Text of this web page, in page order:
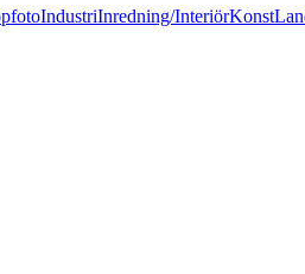
IndustriInredning/InteriörKonst